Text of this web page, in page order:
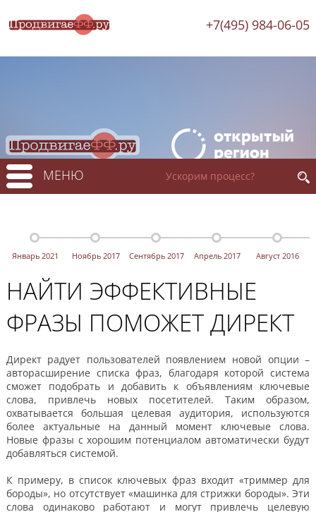
+7(495) 984-06-05
МЕНЮ
Январь 2021 Ноябрь 2017 Сентябрь 2017 Апрель 2017 Август 2016
НАЙТИ ЭФФЕКТИВНЫЕ
ФРАЗЫ ПОМОЖЕТ ДИРЕКТ
Директ радует пользователей появлением новой опции –
авторасширение списка фраз, благодаря которой система
сможет подобрать и добавить к объявлениям ключевые
слова, привлечь новых посетителей. Таким образом,
охватывается большая целевая аудитория, используются
более актуальные на данный момент ключевые слова.
Новые фразы с хорошим потенциалом автоматически будут
добавляться системой.
К примеру, в список ключевых фраз входит «триммер для
бороды», но отсутствует «машинка для стрижки бороды». Эти
слова одинаково работают и могут привлечь целевую